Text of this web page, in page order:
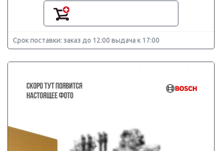
Срок поставки: заказ до 12:00 выдача к 17:00